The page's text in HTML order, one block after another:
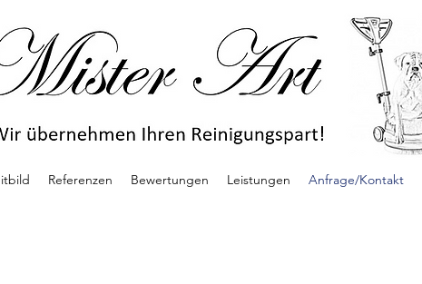
Referenzen Bewertungen Leistungen Anfrage/Kontakt